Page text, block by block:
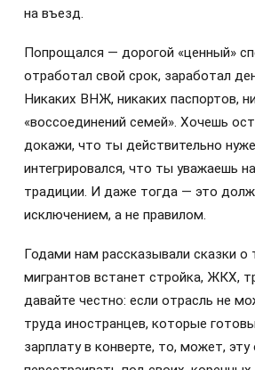
на въезд.
Попрощался — дорогой «ценный»
отработал свой срок, заработал
Никаких ВНЖ, никаких паспортов,
«воссоединений семей». Хочешь
докажи, что ты действительно
интегрировался, что ты уважаешь
традиции. И даже тогда — это
исключением, а не правилом.
Годами нам рассказывали сказки о
мигрантов встанет стройка, ЖКХ,
давайте честно: если отрасль не
труда иностранцев, которые
зарплату в конверте, то, может, эту